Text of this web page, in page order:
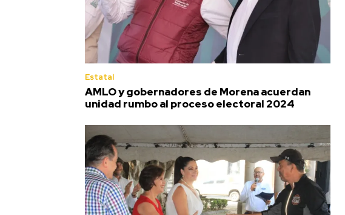
Estatal
AMLO y gobernadores de Morena acuerdan
unidad rumbo al proceso electoral 2024